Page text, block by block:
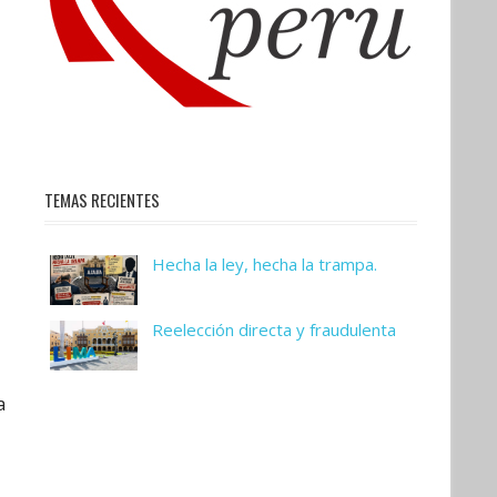
TEMAS RECIENTES
Hecha la ley, hecha la trampa.
Reelección directa y fraudulenta